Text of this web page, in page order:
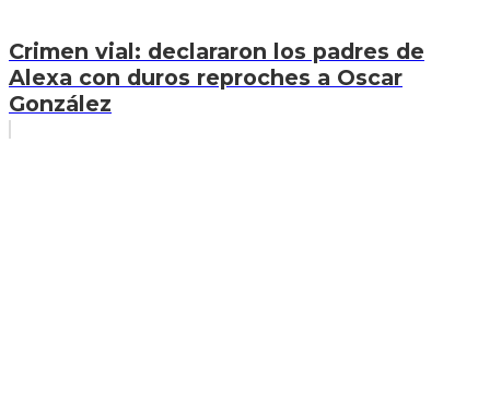
Crimen vial: declararon los padres de
Alexa con duros reproches a Oscar
González